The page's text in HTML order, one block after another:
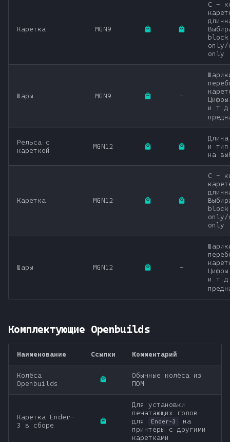
Каретка MGN9
C -
block
only/
only
Шары MGN9 -
и
Рельса с
кареткой
MGN12
и тип
на
Каретка MGN12
C -
block
only/
only
Шары MGN12 -
и
Комплектующие Openbuilds
Наименование Ссылки Комментарий
Колёса
Openbuilds
Обычные колёса из
ПОМ
Каретка Ender-
3 в сборе
Для установки
печатающих голов
для
Ender-3
на
принтеры с другими
каретками